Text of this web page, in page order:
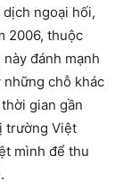
ngoại hối,
2006, thuộc
đánh mạnh
những chỗ khác
gian gần
trường Việt
mình để thu